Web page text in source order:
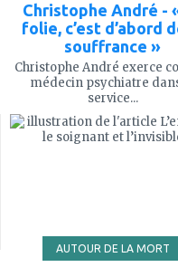
Christophe André -
folie, c’est d’abord
souffrance »
Christophe André exerce
médecin psychiatre
service...
à
mes
AUTOUR DE LA MORT